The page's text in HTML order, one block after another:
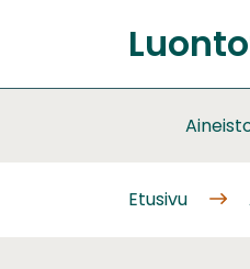
sisältöön
Etusivu
Etusivu